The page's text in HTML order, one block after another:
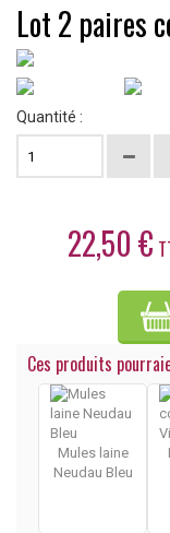
Lot 2 paires
Quantité :
22,50 €
Ces produits
Mules laine
Neudau Bleu